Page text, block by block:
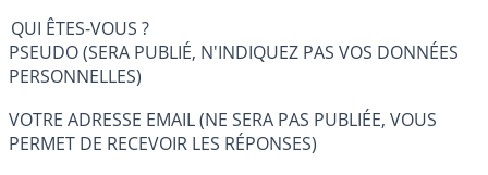
QUI ÊTES-VOUS ?
PSEUDO (SERA PUBLIÉ, N'INDIQUEZ PAS VOS DONNÉES
PERSONNELLES)
VOTRE ADRESSE EMAIL (NE SERA PAS PUBLIÉE, VOUS
PERMET DE RECEVOIR LES RÉPONSES)